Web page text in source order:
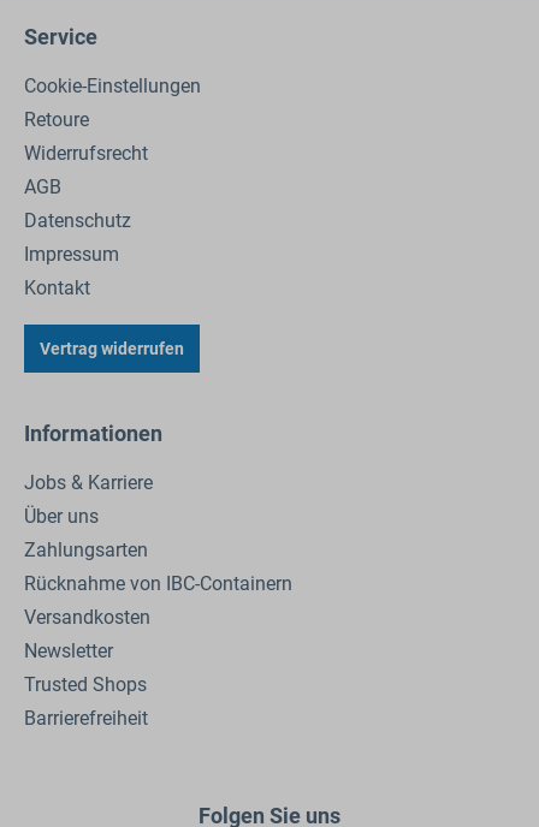
Service
Cookie-Einstellungen
Retoure
Widerrufsrecht
AGB
Datenschutz
Impressum
Kontakt
Vertrag widerrufen
Informationen
Jobs & Karriere
Über uns
Zahlungsarten
Rücknahme von IBC-Containern
Versandkosten
Newsletter
Trusted Shops
Barrierefreiheit
Folgen Sie uns